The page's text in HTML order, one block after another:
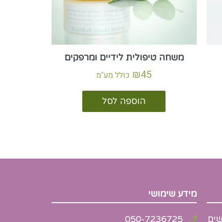
משחה טיפולית לידיים ומרפקים
₪45 כולל מע"מ
הוספה לסל
מידע שימושי
050-7236725